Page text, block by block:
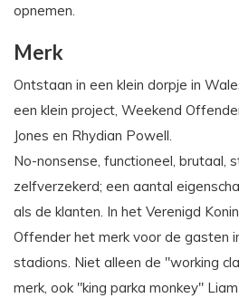
opnemen.
Merk
Ontstaan in een klein dorpje in
een klein project, Weekend
Jones en Rhydian Powell.
No-nonsense, functioneel, brutaal,
zelfverzekerd; een aantal
als de klanten. In het Verenigd
Offender het merk voor de gasten
stadions. Niet alleen de "working
merk, ook "king parka monkey"